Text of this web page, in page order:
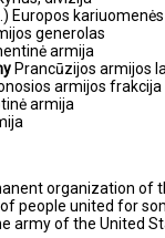
Europos
generolas
armija
Prancūzijos armijos
armijos frakcija
armija
organization of
people united for
army of the United